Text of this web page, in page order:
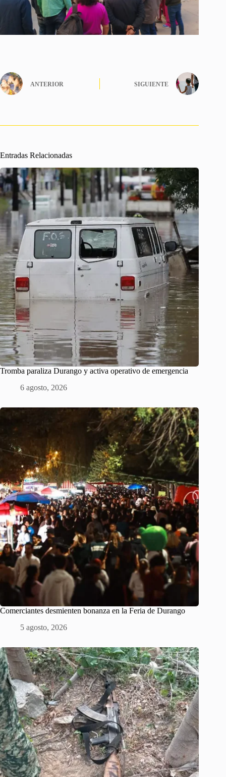
ANTERIOR SIGUIENTE
Entradas Relacionadas
Tromba paraliza Durango y activa operativo de emergencia
6 agosto, 2026
Comerciantes desmienten bonanza en la Feria de Durango
5 agosto, 2026